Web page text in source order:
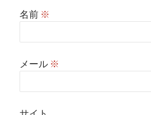
名前 ※
メール ※